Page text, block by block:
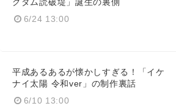
グダム読破堤」誕生の裏側
6/24 13:00
平成あるあるが懐かしすぎる！「イケ
ナイ太陽 令和ver」の制作裏話
6/10 13:00